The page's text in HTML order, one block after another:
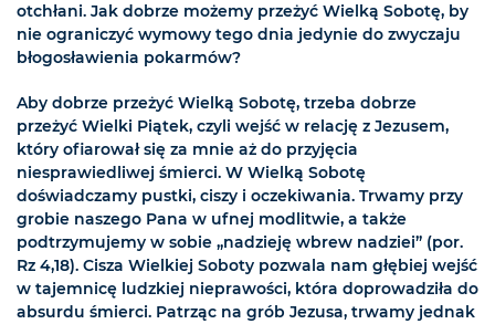
otchłani. Jak dobrze możemy przeżyć Wielką Sobotę, by
nie ograniczyć wymowy tego dnia jedynie do zwyczaju
błogosławienia pokarmów?
Aby dobrze przeżyć Wielką Sobotę, trzeba dobrze
przeżyć Wielki Piątek, czyli wejść w relację z Jezusem,
który ofiarował się za mnie aż do przyjęcia
niesprawiedliwej śmierci. W Wielką Sobotę
doświadczamy pustki, ciszy i oczekiwania. Trwamy przy
grobie naszego Pana w ufnej modlitwie, a także
podtrzymujemy w sobie „nadzieję wbrew nadziei” (por.
Rz 4,18). Cisza Wielkiej Soboty pozwala nam głębiej wejść
w tajemnicę ludzkiej nieprawości, która doprowadziła do
absurdu śmierci. Patrząc na grób Jezusa, trwamy jednak